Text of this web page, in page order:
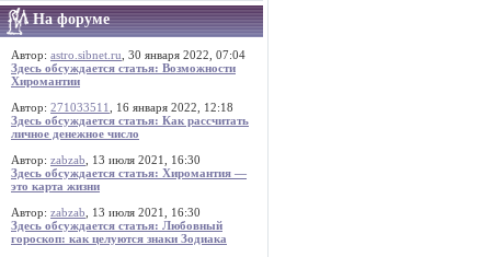
На форуме
Автор: astro.sibnet.ru , 30 января 2022, 07:04
Здесь обсуждается статья: Возможности
Хиромантии
Автор: 271033511
, 16 января 2022, 12:18
Здесь обсуждается статья: Как рассчитать
личное денежное число
Автор: zabzab , 13 июля 2021, 16:30
Здесь обсуждается статья: Хиромантия —
это карта жизни
Автор: zabzab , 13 июля 2021, 16:30
Здесь обсуждается статья: Любовный
гороскоп: как целуются знаки Зодиака